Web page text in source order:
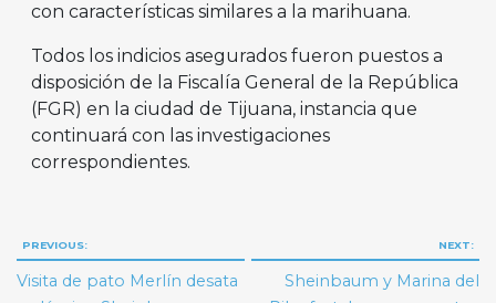
con características similares a la marihuana.
Todos los indicios asegurados fueron puestos a
disposición de la Fiscalía General de la República
(FGR) en la ciudad de Tijuana, instancia que
continuará con las investigaciones
correspondientes.
Navegación
de
PREVIOUS:
Visita de pato Merlín desata
NEXT:
Sheinbaum y Marina del